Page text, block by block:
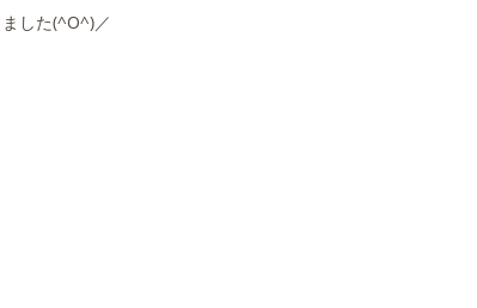
した(^O^)／